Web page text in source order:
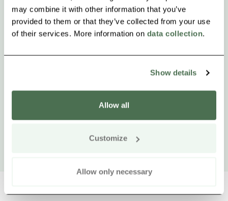
may combine it with other information that you’ve
provided to them or that they’ve collected from your use
of their services. More information on data collection.
Show details
Allow all
Customize
Allow only necessary